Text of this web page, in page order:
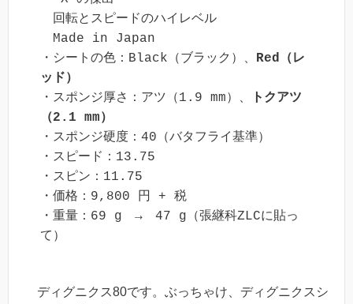
回転とスピードのハイレベル
Made in Japan
・シートの色：Black（ブラック）、 Red（レ
ッド）
・スポンジ厚さ：アツ（1.9 mm）、
トクアツ
（2.1 mm）
・スポンジ硬度：40（バタフライ基準）
・スピード：13.75
・スピン：11.75
・価格：9,800 円 + 税
・重量：69 g　→　47 g（張継科ZLCに貼っ
て）
ディグニクス80です。ぶっちゃけ、ディグニクスシ